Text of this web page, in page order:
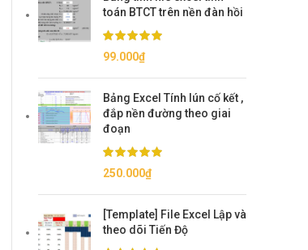
toán BTCT trên nền đàn hồi
99.000₫
Bảng Excel Tính lún cố kết ,
đắp nền đường theo giai
đoạn
250.000₫
[Template] File Excel Lập và
theo dõi Tiến Độ